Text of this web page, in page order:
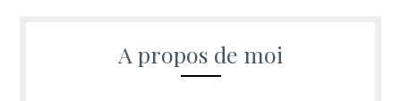
A propos de moi